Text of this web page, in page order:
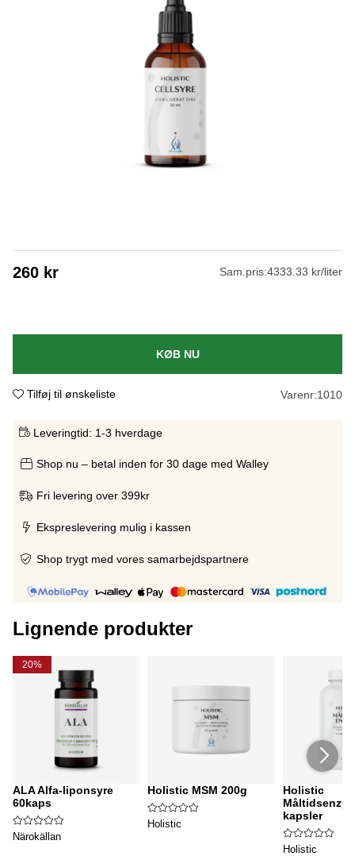
260 kr Sam.pris:4333.33 kr/liter
KØB NU
Tilføj til ønskeliste Varenr:1010
Leveringtid: 1-3 hverdage
Shop nu – betal inden for 30 dage med Walley
Fri levering over 399kr
Ekspreslevering mulig i kassen
Shop trygt med vores samarbejdspartnere
Lignende produkter
20%
ALA Alfa-liponsyre
60kaps
Närokällan
Holistic MSM 200g
Holistic
Holistic
kapsler
Holistic